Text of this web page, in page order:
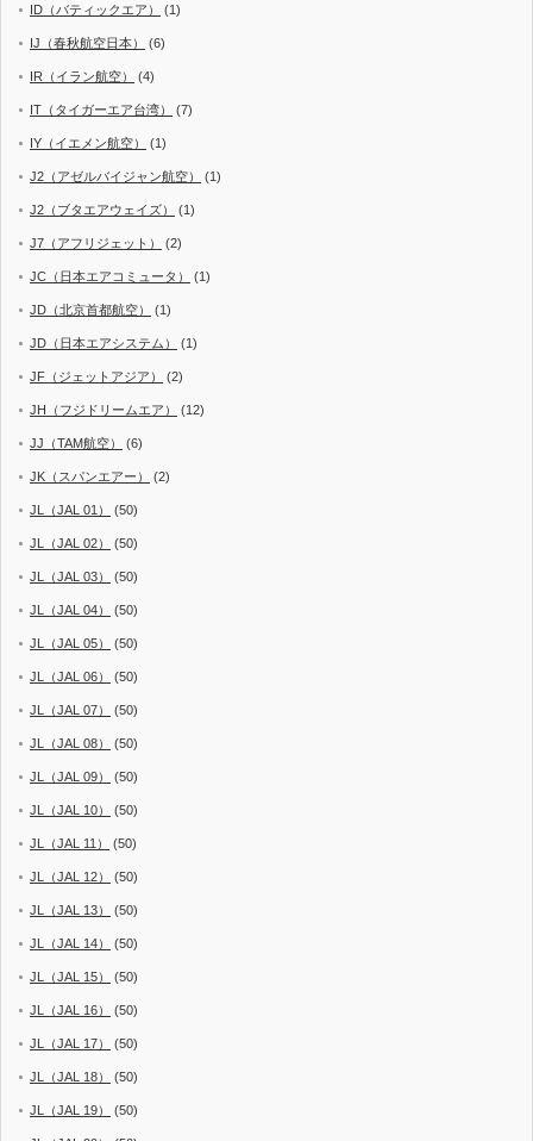
ID（バティックエア） (1)
IJ（春秋航空日本） (6)
IR（イラン航空） (4)
IT（タイガーエア台湾） (7)
IY（イエメン航空） (1)
J2（アゼルバイジャン航空） (1)
J2（ブタエアウェイズ） (1)
J7（アフリジェット） (2)
JC（日本エアコミュータ） (1)
JD（北京首都航空） (1)
JD（日本エアシステム） (1)
JF（ジェットアジア） (2)
JH（フジドリームエア） (12)
JJ（TAM航空） (6)
JK（スパンエアー） (2)
JL（JAL 01） (50)
JL（JAL 02） (50)
JL（JAL 03） (50)
JL（JAL 04） (50)
JL（JAL 05） (50)
JL（JAL 06） (50)
JL（JAL 07） (50)
JL（JAL 08） (50)
JL（JAL 09） (50)
JL（JAL 10） (50)
JL（JAL 11） (50)
JL（JAL 12） (50)
JL（JAL 13） (50)
JL（JAL 14） (50)
JL（JAL 15） (50)
JL（JAL 16） (50)
JL（JAL 17） (50)
JL（JAL 18） (50)
JL（JAL 19） (50)